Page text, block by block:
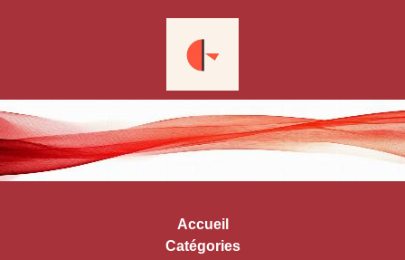
Accueil
Catégories